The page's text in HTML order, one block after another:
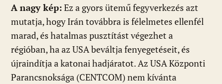
A nagy kép: Ez a gyors ütemű fegyverkezés azt
mutatja, hogy Irán továbbra is félelmetes ellenfél
marad, és hatalmas pusztítást végezhet a
régióban, ha az USA beváltja fenyegetéseit, és
újraindítja a katonai hadjáratot. Az USA Központi
Parancsnoksága (CENTCOM) nem kívánta